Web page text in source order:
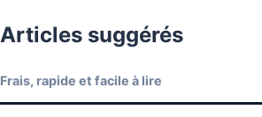
Articles suggérés
Frais, rapide et facile à lire